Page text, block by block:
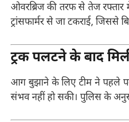
ओवरब्रिज की तरफ से तेज
ट्रांसफार्मर से जा टकराई,
ट्रक पलटने के बाद
आग बुझाने के लिए टीम ने पहले
संभव नहीं हो सकी। पुलिस के